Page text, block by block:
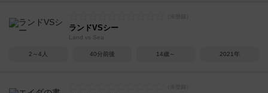
ランドVSシー
Land vs Sea
2～4人 40分前後 14歳～ 2021年